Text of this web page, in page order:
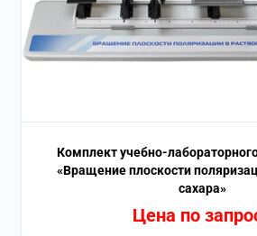
Комплект учебно-
«Вращение плоскости
сахара»
Цена по